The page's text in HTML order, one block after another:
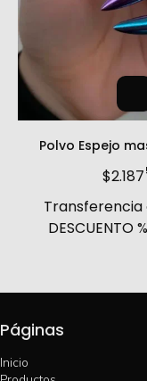
Polvo Espejo
$2.187
Transferencia
DESCUENTO
Páginas
Inicio